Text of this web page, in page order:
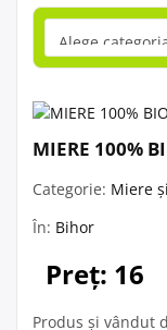
MIERE 100%
Categorie: Miere
În: Bihor
Preț: 16
Produs și vândut